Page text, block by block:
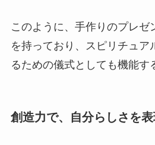
このように、手作りのプレゼ
を持っており、スピリチュア
るための儀式としても機能す
創造力で、自分らしさを